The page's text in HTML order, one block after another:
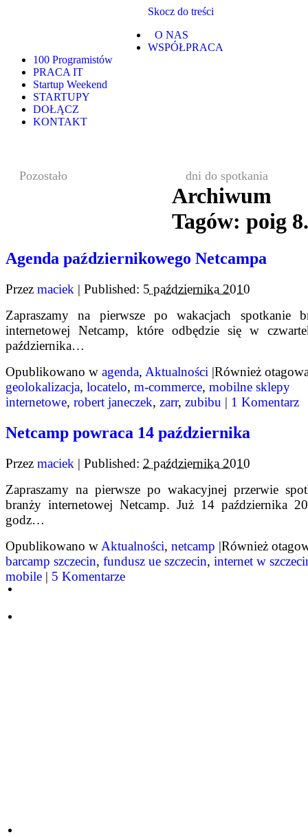
Skocz do treści
O NAS
WSPÓŁPRACA
100 Programistów
PRACA IT
Startup Weekend
STARTUPY
DOŁĄCZ
KONTAKT
Pozostało dni do spotkania
Archiwum
Tagów: poig
Agenda październikowego Netcampa
Przez maciek | Published: 5 października 2010
Zapraszamy na pierwsze po wakacjach spotkanie
internetowej Netcamp, które odbędzie się w
października…
Opublikowano w agenda, Aktualności |Również
geolokalizacja, locatelo, m-commerce, mobilne sklepy
internetowe, robert janeczek, zarr, zubibu | 1 Komentarz
Netcamp powraca 14 października
Przez maciek | Published: 2 października 2010
Zapraszamy na pierwsze po wakacyjnej przerwie
branży internetowej Netcamp. Już 14 października
godz…
Opublikowano w Aktualności, netcamp |Również
barcamp szczecin, fundusz ue szczecin, internet w
mobile | 5 Komentarze